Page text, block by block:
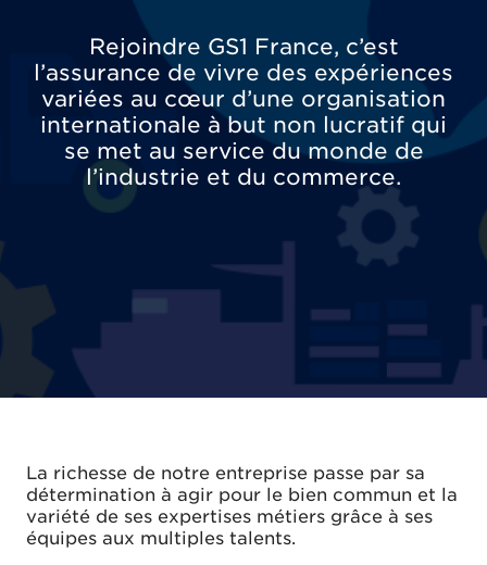
Rejoindre GS1 France, c’est
l’assurance de vivre des expériences
variées au cœur d’une organisation
internationale à but non lucratif qui
se met au service du monde de
l’industrie et du commerce.
La richesse de notre entreprise passe par sa
détermination à agir pour le bien commun et la
variété de ses expertises métiers grâce à ses
équipes aux multiples talents.